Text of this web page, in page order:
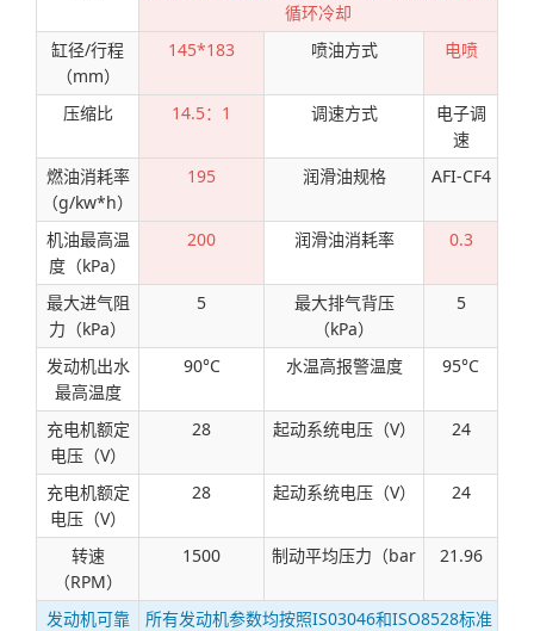
循环冷却
缸径/行程
（mm）
145*183 喷油方式 电喷
压缩比 14.5：1 调速方式
电子调
速
燃油消耗率
（g/kw*h）
195 润滑油规格 AFI-CF4
机油最高温
度（kPa）
200 润滑油消耗率 0.3
最大进气阻
力（kPa）
5
最大排气背压
（kPa）
5
发动机出水
最高温度
90°C 水温高报警温度 95°C
充电机额定
电压（V）
28 起动系统电压（V） 24
充电机额定
电压（V）
28 起动系统电压（V） 24
转速
（RPM）
1500 制动平均压力（bar 21.96
发动机可靠 所有发动机参数均按照IS03046和ISO8528标准